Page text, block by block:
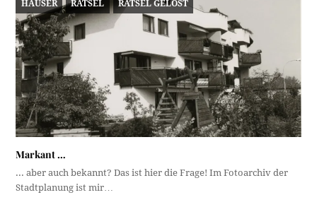
HÄUSER RÄTSEL RÄTSEL GELÖST
Markant …
... aber auch bekannt? Das ist hier die Frage! Im Fotoarchiv der
Stadtplanung ist mir…